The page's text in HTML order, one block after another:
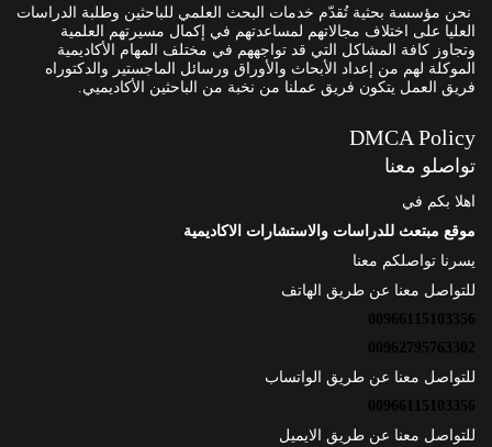
نحن مؤسسة بحثية تُقدّم خدمات البحث العلمي للباحثين وطلبة الدراسات
العليا على اختلاف مجالاتهم لمساعدتهم في إكمال مسيرتهم العلمية
وتجاوز كافة المشاكل التي قد تواجههم في مختلف المهام الأكاديمية
الموكلة لهم من إعداد الأبحاث والأوراق ورسائل الماجستير والدكتوراه
فريق العمل يتكون فريق عملنا من نخبة من الباحثين الأكاديميي.
DMCA Policy
تواصلو معنا
اهلا بكم في
موقع مبتعث للدراسات والاستشارات الاكاديمية
يسرنا تواصلكم معنا
للتواصل معنا عن طريق الهاتف
00966115103356
00962795763302
للتواصل معنا عن طريق الواتساب
00966115103356
للتواصل معنا عن طريق الايميل